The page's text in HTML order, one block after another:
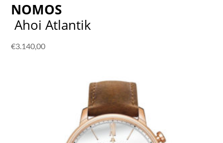
NOMOS
Ahoi Atlantik
€3.140,00